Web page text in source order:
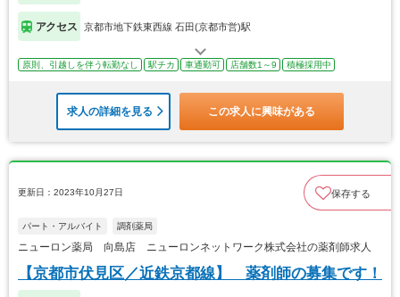
アクセス 京都市地下鉄東西線 石田(京都市営)駅
原則、引越しを伴う転勤なし 駅チカ 車通勤可 店舗数1～9 積極採用中
求人の詳細を見る この求人に興味がある
更新日：2023年10月27日 保存する
パート・アルバイト 調剤薬局
ニューロン薬局 向島店 ニューロンネットワーク株式会社の薬剤師求人
【京都市伏見区／近鉄京都線】 薬剤師の募集です！